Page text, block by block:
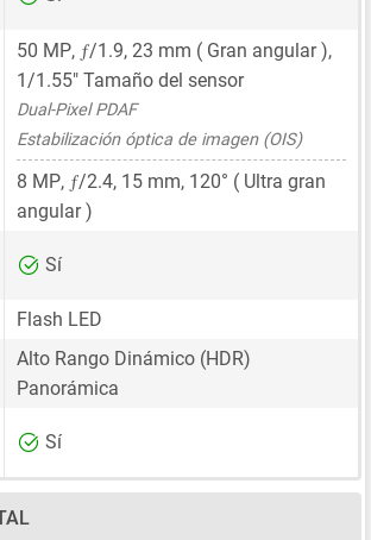
50 MP, ƒ/1.9, 23 mm ( Gran angular ),
1/1.55" Tamaño del sensor
Dual-Pixel PDAF
Estabilización óptica de imagen (OIS)
8 MP, ƒ/2.4, 15 mm, 120° ( Ultra gran
angular )
Sí
Flash LED
Alto Rango Dinámico (HDR)
Panorámica
Sí